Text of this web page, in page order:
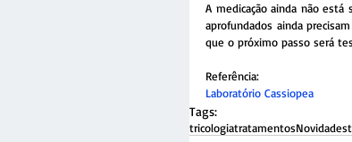
A medicação ainda não está
aprofundados ainda
que o próximo passo será
Referência:
Laboratório Cassiopea
Tags:
tricologiatratamentosNovidades